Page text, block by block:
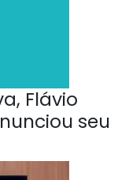
Flávio
seu